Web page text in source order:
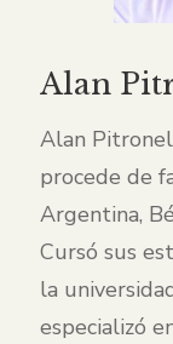
Alan
Alan
procede de
Argentina,
Cursó sus
la
especializó